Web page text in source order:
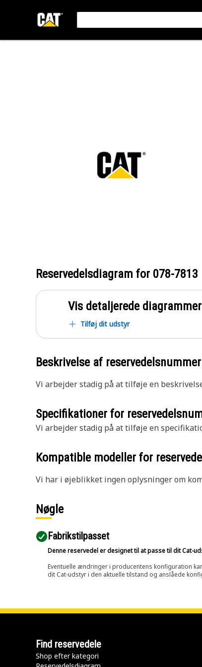
Reservedelsdiagram for 078-7813
Vis detaljerede
Tilføj dit udstyr
Beskrivelse af reservedelsnummer
Vi arbejder stadig på at tilføje en
Specifikationer for
Vi arbejder stadig på at tilføje en
Kompatible modeller for
Vi har i øjeblikket ingen oplysninger om
Nøgle
Fabrikstilpasset
Denne reservedel er designet til at passe til dit Cat-
Eventuelle ændringer i producentens konfiguration
dit Cat-udstyr i den aktuelle tilstand og anslåede
Find reservedele
Shop efter kategori